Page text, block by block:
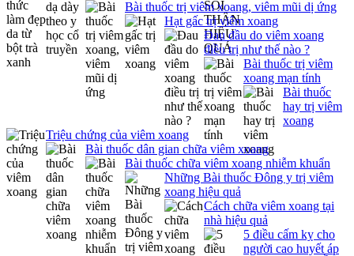
Bài thuốc trị viêm xoang, viêm mũi dị ứng
Hạt gấc trị viêm xoang
Đau đầu do viêm xoang
điều trị như thế nào ?
Bài thuốc trị viêm
xoang mạn tính
Bài thuốc
hay trị viêm
xoang
Triệu chứng của viêm xoang
Bài thuốc dân gian chữa viêm xoang
Bài thuốc chữa viêm xoang nhiễm khuẩn
Những Bài thuốc Đông y trị viêm
xoang hiệu quả
Cách chữa viêm xoang tại
nhà hiệu quả
5 điều cấm kỵ cho
người cao huyết áp